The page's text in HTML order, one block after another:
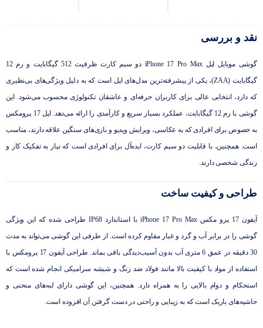
نقد و بررسی
گوشی موبایل اپل iPhone 17 Pro Max دو سیم کارت ظرفیت 512 گیگابایت و رم 12
گیگابایت (ZAA)، یکی از پیشرفته‌ترین مدل‌های اپل است که به دلیل ویژگی‌های بی‌نظیری
که دارد، انتخابی عالی برای کاربران حرفه‌ای و عاشقان تکنولوژی محسوب می‌شود. این
گوشی با رم 12 گیگابایت، عملکرد بسیار سریع و کارآمدی را ارائه می‌دهد. اپل 17 پرومکس
به خصوص برای افرادی که به عکاسی، ویرایش ویدیو و بازی‌های سنگین علاقه دارند، مناسب
است. همچنین، با قابلیت دو سیم کارت، ایده‌آل برای افرادی است که نیاز به تفکیک کار و
زندگی شخصی دارند.
طراحی و کیفیت ساخت
آیفون 17 پرو مکس iPhone 17 Pro Max با استاندارد IP68 طراحی شده که این ویژگی
گوشی را در برابر آب و گرد و غبار مقاوم کرده است. از طرفی این گوشی می‌تواند به مدت
30 دقیقه در عمق 6 متری آب بدون آسیب‌دیدگی باقی بماند. طراحی آیفون 17 پرومکس با
استفاده از مواد با کیفیت بالا مانند فولاد ضد زنگ و شیشه سرامیکی انجام شده است که
استحکام و دوام بالایی را به همراه دارد. همچنین، این گوشی دارای لبه‌های منحنی و
حاشیه‌های باریک است که به زیبایی و راحتی در دست ‌گرفتن آن افزوده است.